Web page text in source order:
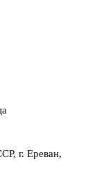
г. Ереван,